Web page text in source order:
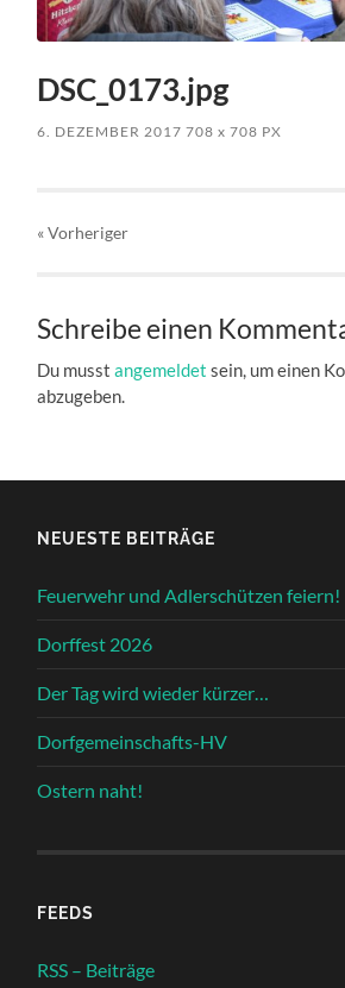
DSC_0173.jpg
6. DEZEMBER 2017 708x 708 PX
« Vorheriger
Schreibe einen
Du musstangemeldet sein, um einen
abzugeben.
NEUESTE BEITRÄGE
Feuerwehr und Adlerschützen feiern!
Dorffest 2026
Der Tag wird wieder kürzer…
Dorfgemeinschafts-HV
Ostern naht!
FEEDS
RSS – Beiträge